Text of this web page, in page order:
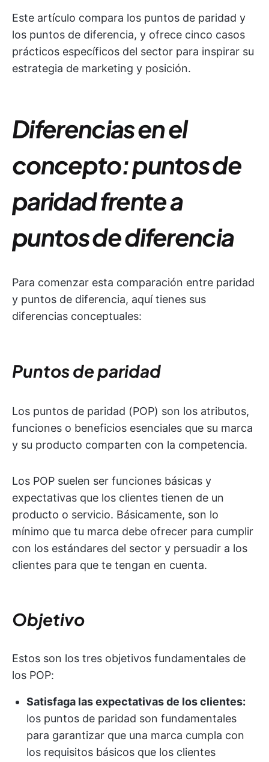
Este artículo compara los puntos de paridad y
los puntos de diferencia, y ofrece cinco casos
prácticos específicos del sector para inspirar su
estrategia de marketing y posición.
Diferencias en el
concepto: puntos de
paridad frente a
puntos de diferencia
Para comenzar esta comparación entre paridad
y puntos de diferencia, aquí tienes sus
diferencias conceptuales:
Puntos de paridad
Los puntos de paridad (POP) son los atributos,
funciones o beneficios esenciales que su marca
y su producto comparten con la competencia.
Los POP suelen ser funciones básicas y
expectativas que los clientes tienen de un
producto o servicio. Básicamente, son lo
mínimo que tu marca debe ofrecer para cumplir
con los estándares del sector y persuadir a los
clientes para que te tengan en cuenta.
Objetivo
Estos son los tres objetivos fundamentales de
los POP:
Satisfaga las expectativas de los clientes:
los puntos de paridad son fundamentales
para garantizar que una marca cumpla con
los requisitos básicos que los clientes